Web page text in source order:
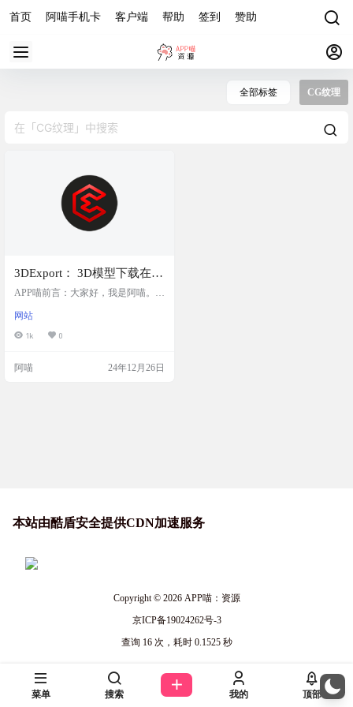
首页 阿喵手机卡 客户端 帮助 签到 赞助
全部标签 CG纹理
3DExport： 3D模型下载在线
平台
APP喵前言：大家好，我是阿喵。今
D模型的网站——3DExport。这个网
站提供了各种各样的3D模型，从交
找到。网站界面直观，让你可以轻
网站
1k 0
阿喵 24年12月26日
本站由酷盾安全提供CDN加速服务
Copyright © 2026APP喵：资源
京ICP备19024262号-3
查询 16 次，耗时 0.1525 秒
菜单 搜索 我的 顶部